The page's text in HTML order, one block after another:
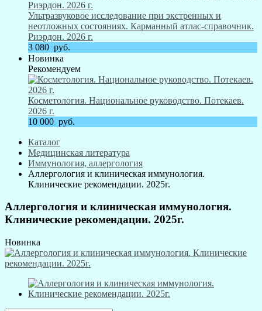
Ультразвуковое исследование при экстренных и
неотложных состояниях. Карманный атлас-справочник.
Риэрдон. 2026 г.
3 080 руб.
Новинка
Рекомендуем
Косметология. Национальное руководство. Потекаев.
2026 г.
10 000 руб.
Каталог
Медицинская литература
Иммунология, аллергология
Аллергология и клиническая иммунология.
Клинические рекомендации. 2025г.
Аллергология и клиническая иммунология.
Клинические рекомендации. 2025г.
Новинка